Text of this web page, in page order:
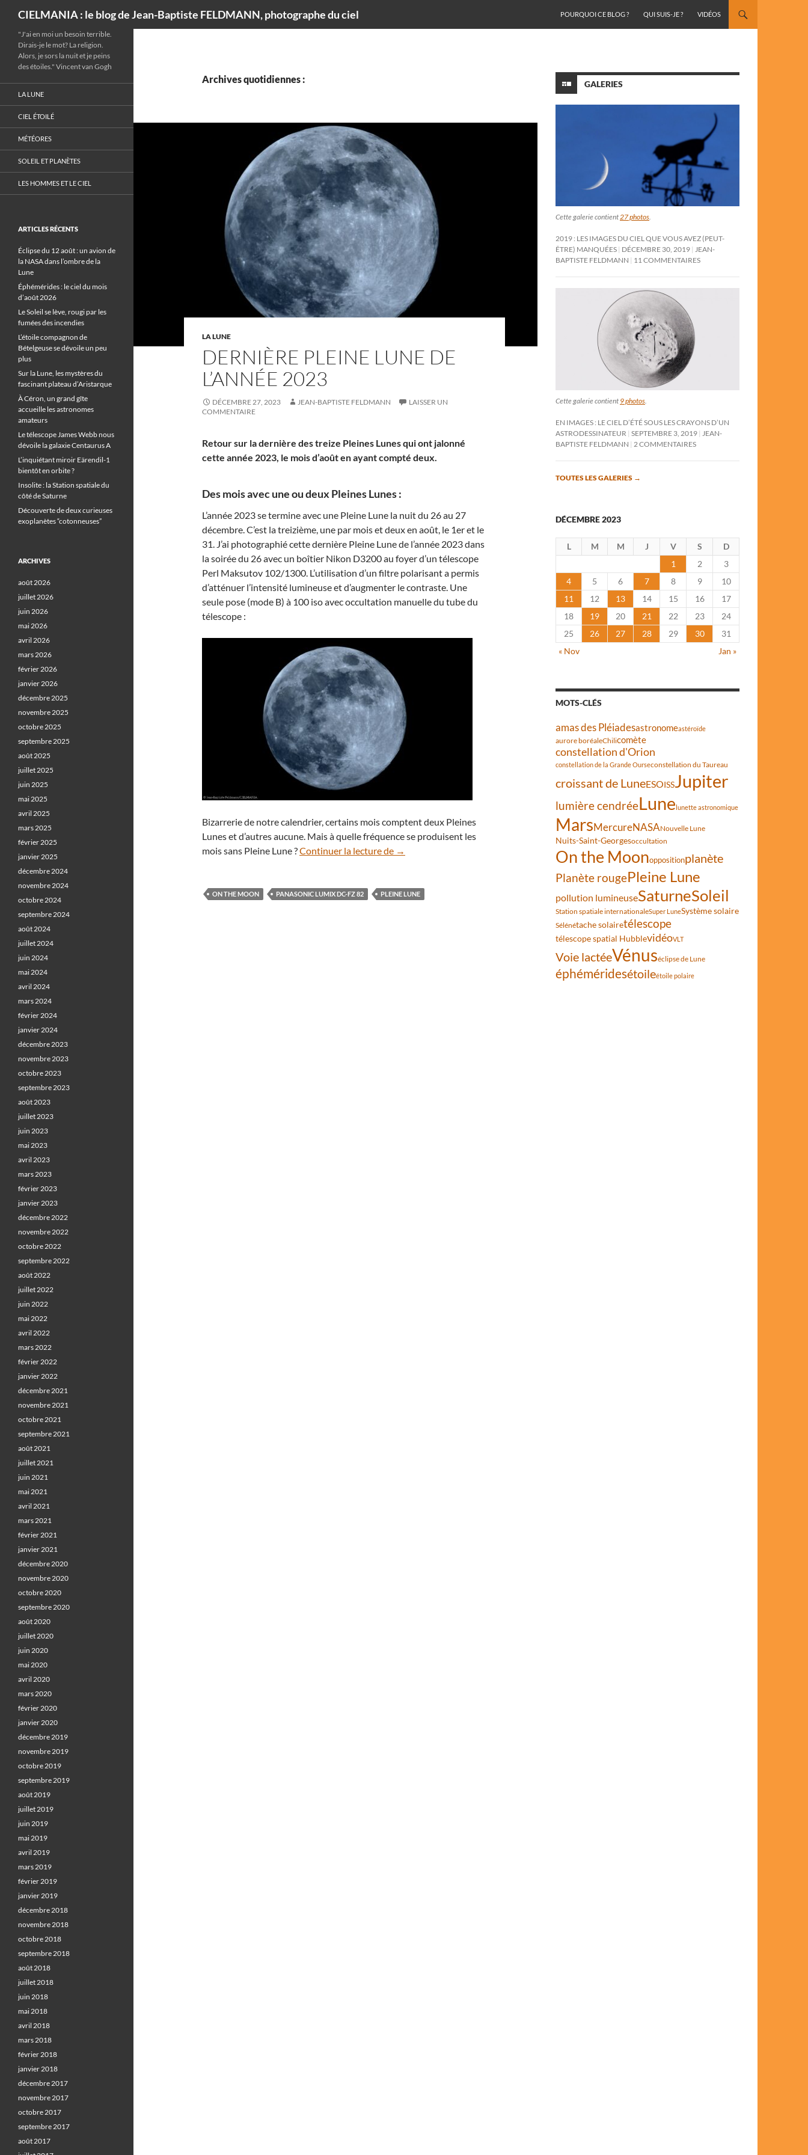
CIELMANIA : le blog de Jean-Baptiste FELDMANN, photographe du ciel
POURQUOI CE BLOG ?
QUI SUIS-JE ? VIDÉOS
Archives quotidiennes :
LA LUNE
DERNIÈRE PLEINE LUNE DE
L’ANNÉE 2023
DÉCEMBRE 27, 2023 JEAN-BAPTISTE FELDMANN
LAISSER UN
COMMENTAIRE
Retour sur la dernière des treize Pleines Lunes qui ont jalonné
cette année 2023, le mois d’août en ayant compté deux.
Des mois avec une ou deux Pleines Lunes :
L’année 2023 se termine avec une Pleine Lune la nuit du 26 au 27
décembre. C’est la treizième, une par mois et deux en août, le 1er et le
31. J’ai photographié cette dernière Pleine Lune de l’année 2023 dans
la soirée du 26 avec un boîtier Nikon D3200 au foyer d’un télescope
Perl Maksutov 102/1300. L’utilisation d’un filtre polarisant a permis
d’atténuer l’intensité lumineuse et d’augmenter le contraste. Une
seule pose (mode B) à 100 iso avec occultation manuelle du tube du
télescope :
Bizarrerie de notre calendrier, certains mois comptent deux Pleines
Lunes et d’autres aucune. Mais à quelle fréquence se produisent les
mois sans Pleine Lune ?Continuer la lecture de Dernière Pleine Lune de l’année 2023
→
ON THE MOON PANASONIC LUMIX DC-FZ 82 PLEINE LUNE
GALERIES
Cette galerie contient27 photos.
2019 : LES IMAGES DU CIEL QUE VOUS AVEZ (PEUT-
ÊTRE) MANQUÉES DÉCEMBRE 30, 2019 JEAN-
BAPTISTE FELDMANN
11 COMMENTAIRES
Cette galerie contient 9 photos
EN IMAGES : LE CIEL D’ÉTÉ SOUS LES CRAYONS D’UN
ASTRODESSINATEUR SEPTEMBRE 3, 2019
JEAN-
BAPTISTE FELDMANN
2 COMMENTAIRES
TOUTES LES GALERIES →
DÉCEMBRE 2023
L M M J V S
D
1
2
3
4
5 6 7 8 9
10
11
12 13 14 15 16
17
18
19 20 21 22 23
24
25
26 27 28 29 30
31
« Nov
Jan »
MOTS-CLÉS
amas des Pléiadesastronomeastéroïde
aurore boréaleChilicomète
constellation d'Orion
constellation de la Grande Ourseconstellation du Taureau
croissant de LuneESOISSJupiter
lumière cendréeLunelunette astronomique
MarsMercureNASANouvelle Lune
Nuits-Saint-Georgesoccultation
On the Moonoppositionplanète
Planète rougePleine Lune
pollution lumineuseSaturneSoleil
Station spatiale internationaleSuper LuneSystème solaire
Sélénétache solairetélescope
télescope spatial HubblevidéoVLT
Voie lactéeVénuséclipse de Lune
éphéméridesétoileétoile polaire
"J'ai en moi un besoin terrible.
Dirais-je le mot? La religion.
Alors, je sors la nuit et je peins
des étoiles." Vincent van Gogh
LA LUNE
CIEL ÉTOILÉ
MÉTÉORES
SOLEIL ET PLANÈTES
LES HOMMES ET LE CIEL
ARTICLES RÉCENTS
Éclipse du 12 août : un avion de
la NASA dans l’ombre de la
Lune
Éphémérides : le ciel du mois
d’août 2026
Le Soleil se lève, rougi par les
fumées des incendies
L’étoile compagnon de
Bételgeuse se dévoile un peu
plus
Sur la Lune, les mystères du
fascinant plateau d’Aristarque
À Céron, un grand gîte
accueille les astronomes
amateurs
Le télescope James Webb nous
dévoile la galaxie Centaurus A
L’inquiétant miroir Eärendil-1
bientôt en orbite ?
Insolite : la Station spatiale du
côté de Saturne
Découverte de deux curieuses
exoplanètes “cotonneuses”
ARCHIVES
août 2026
juillet 2026
juin 2026
mai 2026
avril 2026
mars 2026
février 2026
janvier 2026
décembre 2025
novembre 2025
octobre 2025
septembre 2025
août 2025
juillet 2025
juin 2025
mai 2025
avril 2025
mars 2025
février 2025
janvier 2025
décembre 2024
novembre 2024
octobre 2024
septembre 2024
août 2024
juillet 2024
juin 2024
mai 2024
avril 2024
mars 2024
février 2024
janvier 2024
décembre 2023
novembre 2023
octobre 2023
septembre 2023
août 2023
juillet 2023
juin 2023
mai 2023
avril 2023
mars 2023
février 2023
janvier 2023
décembre 2022
novembre 2022
octobre 2022
septembre 2022
août 2022
juillet 2022
juin 2022
mai 2022
avril 2022
mars 2022
février 2022
janvier 2022
décembre 2021
novembre 2021
octobre 2021
septembre 2021
août 2021
juillet 2021
juin 2021
mai 2021
avril 2021
mars 2021
février 2021
janvier 2021
décembre 2020
novembre 2020
octobre 2020
septembre 2020
août 2020
juillet 2020
juin 2020
mai 2020
avril 2020
mars 2020
février 2020
janvier 2020
décembre 2019
novembre 2019
octobre 2019
septembre 2019
août 2019
juillet 2019
juin 2019
mai 2019
avril 2019
mars 2019
février 2019
janvier 2019
décembre 2018
novembre 2018
octobre 2018
septembre 2018
août 2018
juillet 2018
juin 2018
mai 2018
avril 2018
mars 2018
février 2018
janvier 2018
décembre 2017
novembre 2017
octobre 2017
septembre 2017
août 2017